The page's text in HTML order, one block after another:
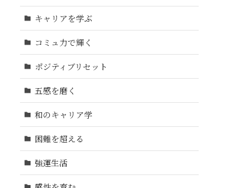
キャリアを学ぶ
コミュ力で輝く
ポジティブリセット
五感を磨く
和のキャリア学
困難を超える
強運生活